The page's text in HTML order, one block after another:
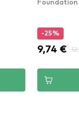
-25%
9,74 €